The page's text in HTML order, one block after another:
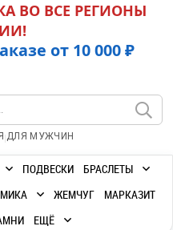
ВО ВСЕ РЕГИОНЫ
от 10 000 ₽
|ДЛЯ МУЖЧИН
ПОДВЕСКИ
БРАСЛЕТЫ
ЖЕМЧУГ
МАРКАЗИТ
ЕЩЁ